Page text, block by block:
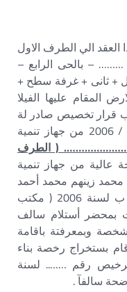
الي الطرف الاول
– بالحى الرابع –
+ ثانى + غرفة سطح +
عليها الفيلا
قرار تخصيص صادر لة
ومحضر الاستلام المؤرخ فى 24 / 7 / 2006 من جهاز تنمية
( الطرف
عالية من جهاز تنمية
محمد زينهم محمد أحمد
بموجب التوكيل الخاص رقم …….. / ب لسنة 2006 ( مكتب
بمحضر أستلام سالف
وبمعرفتة باقامة
بستخراج رخصة بناء
ترخيص رقم …….. لسنة